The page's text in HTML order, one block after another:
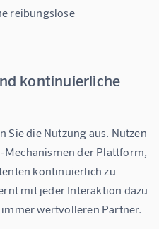
reibungslose
kontinuierliche
Sie die Nutzung aus. Nutzen
Mechanismen der Plattform,
kontinuierlich zu
mit jeder Interaktion dazu
wertvolleren Partner.